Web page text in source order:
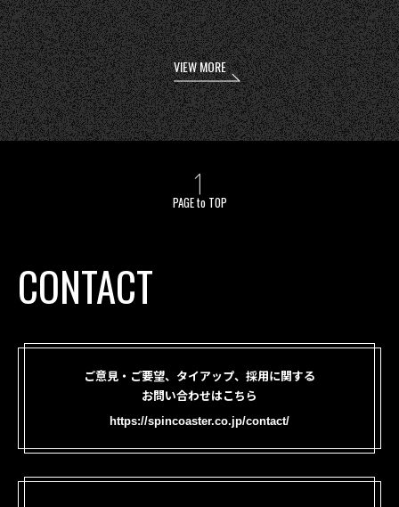
VIEW MORE
PAGE to TOP
CONTACT
ご意見・ご要望、タイアップ、採用に関する
お問い合わせはこちら
https://spincoaster.co.jp/contact/